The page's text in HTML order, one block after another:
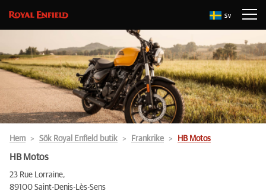
Sv
Hem Sök Royal Enfield butik Frankrike HB Motos
HB Motos
23 Rue Lorraine,
89100 Saint-Denis-Lès-Sens